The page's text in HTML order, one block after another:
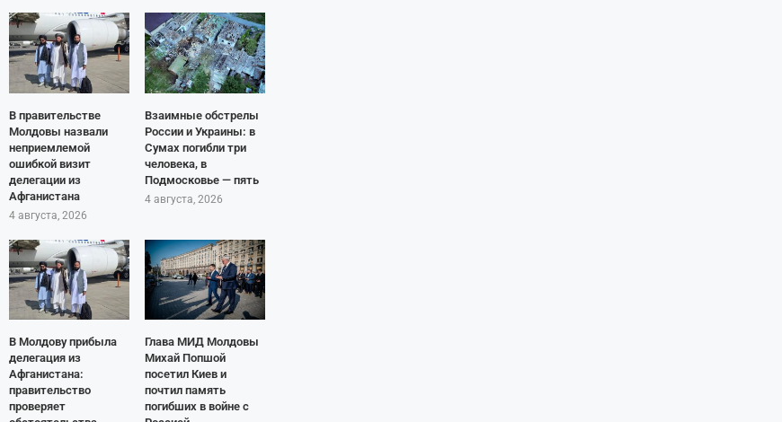
В правительстве
Молдовы назвали
неприемлемой
ошибкой визит
делегации из
Афганистана
4 августа, 2026
Взаимные обстрелы
России и Украины: в
Сумах погибли три
человека, в
Подмосковье — пять
4 августа, 2026
В Молдову прибыла
делегация из
Афганистана:
правительство
проверяет
Глава МИД Молдовы
Михай Попшой
посетил Киев и
почтил память
погибших в войне с